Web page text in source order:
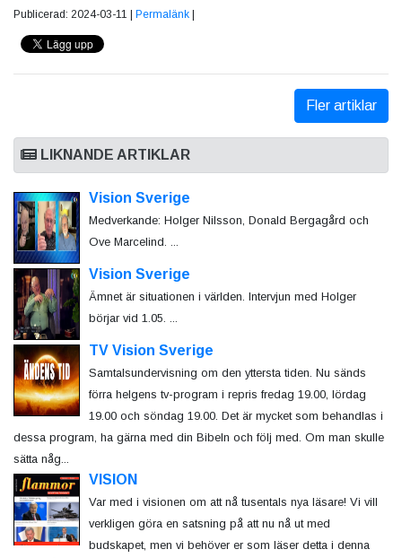
Publicerad: 2024-03-11 | Permalänk |
Fler artiklar
LIKNANDE ARTIKLAR
Vision Sverige
Medverkande: Holger Nilsson, Donald Bergagård och
Ove Marcelind. ...
Vision Sverige
Ämnet är situationen i världen. Intervjun med Holger
börjar vid 1.05. ...
TV Vision Sverige
Samtalsundervisning om den yttersta tiden. Nu sänds
förra helgens tv-program i repris fredag 19.00, lördag
19.00 och söndag 19.00. Det är mycket som behandlas i
dessa program, ha gärna med din Bibeln och följ med. Om man skulle
sätta någ...
VISION
Var med i visionen om att nå tusentals nya läsare! Vi vill
verkligen göra en satsning på att nu nå ut med
budskapet, men vi behöver er som läser detta i denna